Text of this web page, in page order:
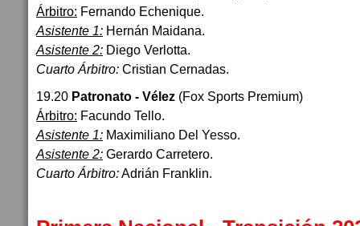
Árbitro: Fernando Echenique.
Asistente 1: Hernán Maidana.
Asistente 2: Diego Verlotta.
Cuarto Árbitro: Cristian Cernadas.
19.20 Patronato - Vélez (Fox Sports Premium)
Árbitro: Facundo Tello.
Asistente 1: Maximiliano Del Yesso.
Asistente 2: Gerardo Carretero.
Cuarto Árbitro:Adrián Franklin.